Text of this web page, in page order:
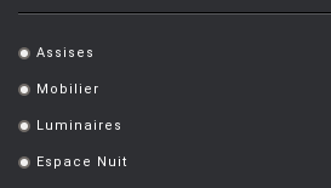
. Assises
. Mobilier
. Luminaires
. Espace Nuit